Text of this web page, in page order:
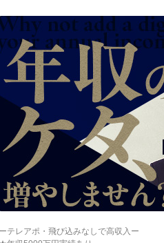
ーテレアポ・飛び込みなしで高収入ー